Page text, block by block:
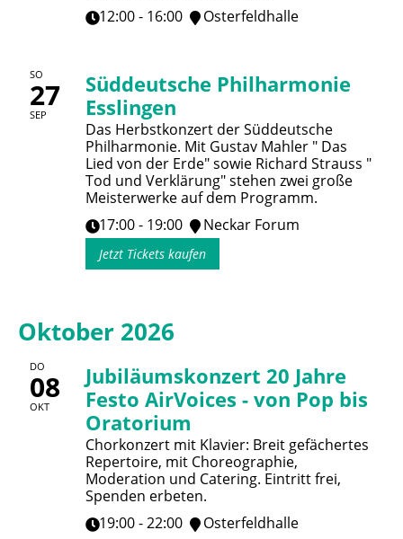
12:00 - 16:00
Osterfeldhalle
SO
27
SEP
Süddeutsche Philharmonie
Esslingen
Das Herbstkonzert der Süddeutsche
Philharmonie. Mit Gustav Mahler " Das
Lied von der Erde" sowie Richard Strauss "
Tod und Verklärung" stehen zwei große
Meisterwerke auf dem Programm.
17:00 - 19:00
Neckar Forum
Jetzt Tickets kaufen
Oktober 2026
DO
08
OKT
Jubiläumskonzert 20 Jahre
Festo AirVoices - von Pop bis
Oratorium
Chorkonzert mit Klavier: Breit gefächertes
Repertoire, mit Choreographie,
Moderation und Catering. Eintritt frei,
Spenden erbeten.
19:00 - 22:00
Osterfeldhalle